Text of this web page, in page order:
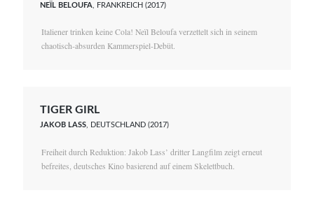
NEÏL BELOUFA , FRANKREICH (2017)
Italiener trinken keine Cola! Neïl Beloufa verzettelt sich in seinem
chaotisch-absurden Kammerspiel-Debüt.
TIGER GIRL
JAKOB LASS, DEUTSCHLAND (2017)
Freiheit durch Reduktion: Jakob Lass’ dritter Langfilm zeigt erneut
befreites, deutsches Kino basierend auf einem Skelettbuch.